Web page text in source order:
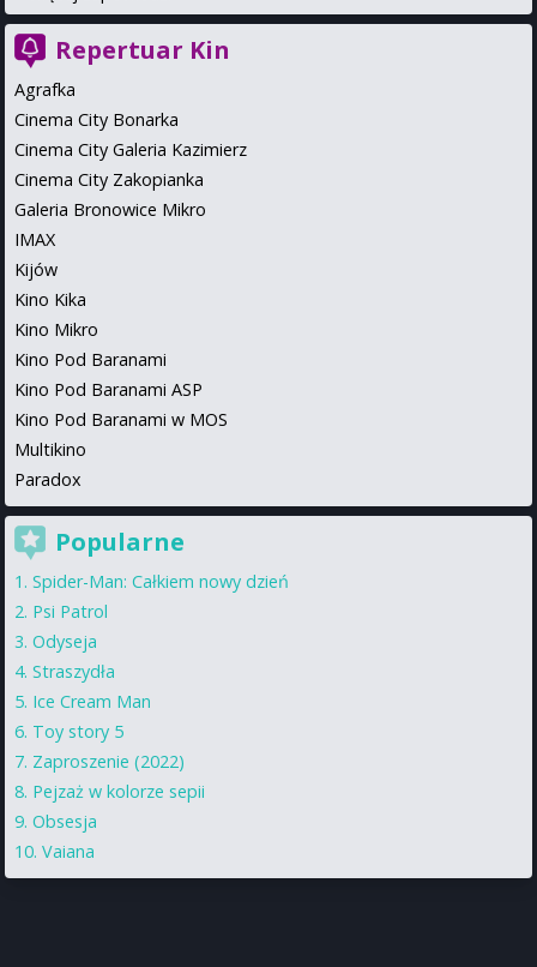
Repertuar Kin
Agrafka
Cinema City Bonarka
Cinema City Galeria Kazimierz
Cinema City Zakopianka
Galeria Bronowice Mikro
IMAX
Kijów
Kino Kika
Kino Mikro
Kino Pod Baranami
Kino Pod Baranami ASP
Kino Pod Baranami w MOS
Multikino
Paradox
Popularne
Spider-Man: Całkiem nowy dzień
Psi Patrol
Odyseja
Straszydła
Ice Cream Man
Toy story 5
Zaproszenie (2022)
Pejzaż w kolorze sepii
Obsesja
Vaiana